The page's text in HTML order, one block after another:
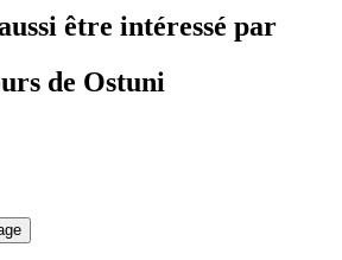
être intéressé par
de Ostuni